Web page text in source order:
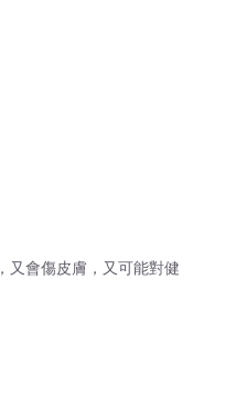
又會傷皮膚，又可能對健